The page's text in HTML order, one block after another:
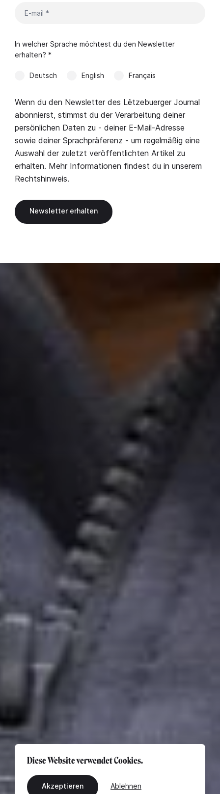
In welcher Sprache möchtest du den Newsletter
erhalten? *
Deutsch English Français
Wenn du den Newsletter des Lëtzebuerger Journal
abonnierst, stimmst du der Verarbeitung deiner
persönlichen Daten zu - deiner E-Mail-Adresse
sowie deiner Sprachpräferenz - um regelmäßig eine
Auswahl der zuletzt veröffentlichten Artikel zu
erhalten. Mehr Informationen findest du in unserem
Rechtshinweis.
Diese Website verwendet Cookies.
Akzeptieren Ablehnen